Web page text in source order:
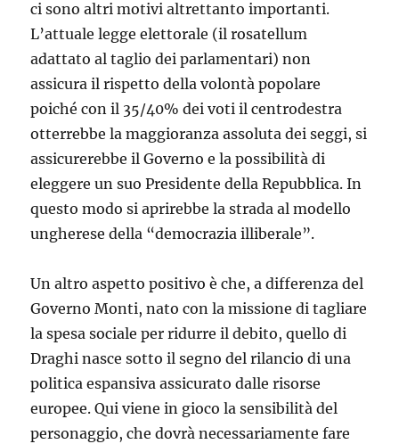
ci sono altri motivi altrettanto importanti.
L’attuale legge elettorale (il rosatellum
adattato al taglio dei parlamentari) non
assicura il rispetto della volontà popolare
poiché con il 35/40% dei voti il centrodestra
otterrebbe la maggioranza assoluta dei seggi, si
assicurerebbe il Governo e la possibilità di
eleggere un suo Presidente della Repubblica. In
questo modo si aprirebbe la strada al modello
ungherese della “democrazia illiberale”.
Un altro aspetto positivo è che, a differenza del
Governo Monti, nato con la missione di tagliare
la spesa sociale per ridurre il debito, quello di
Draghi nasce sotto il segno del rilancio di una
politica espansiva assicurato dalle risorse
europee. Qui viene in gioco la sensibilità del
personaggio, che dovrà necessariamente fare